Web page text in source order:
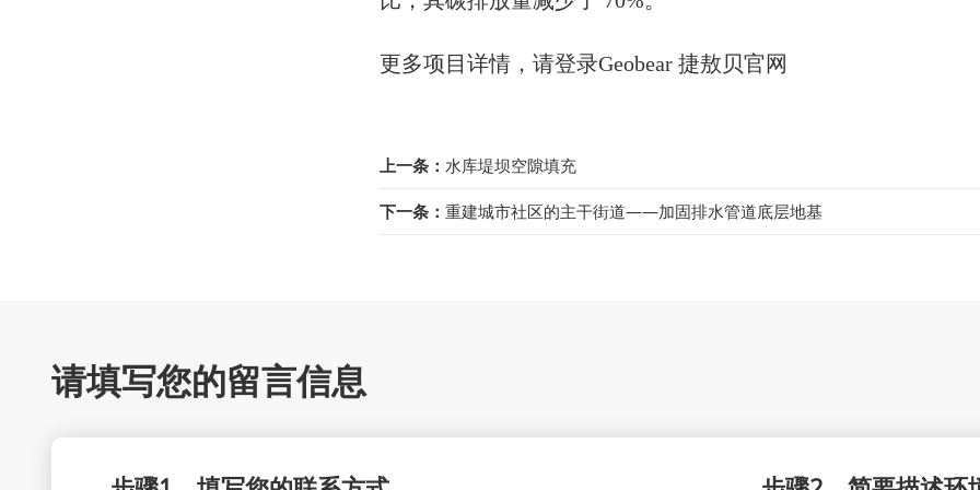
更多项目详情，请登录Geobear 捷敖贝官网
上一条： 水库堤坝空隙填充
下一条： 重建城市社区的主干街道——加固排水管道底层地基
请填写您的留言信息